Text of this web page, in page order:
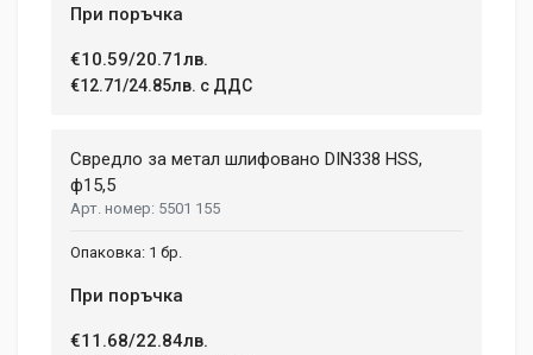
При поръчка
€10.59/20.71лв.
€12.71/24.85лв. с ДДС
Свредло за метал шлифовано DIN338 HSS,
ф15,5
5501 155
1 бр.
При поръчка
€11.68/22.84лв.